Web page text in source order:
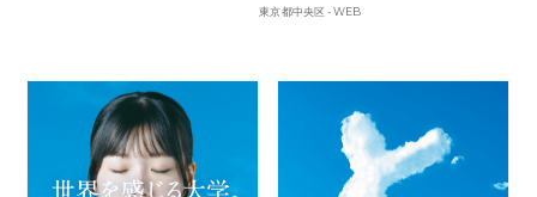
東京都中央区 -WEB